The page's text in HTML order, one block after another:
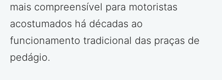
mais compreensível para motoristas
acostumados há décadas ao
funcionamento tradicional das praças de
pedágio.